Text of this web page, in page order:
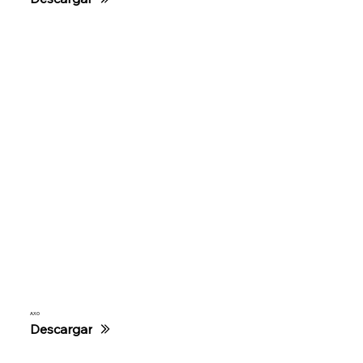
AXO
Descargar